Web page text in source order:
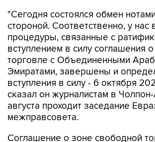
"Сегодня состоялся обмен
стороной. Соответственно, у нас
процедуры, связанные с
вступлением в силу соглашения
торговле с Объединенными
Эмиратами, завершены и
вступления в силу - 6 октября
сказал он журналистам в
августа проходит заседание
межправсовета.
Соглашение о зоне свободной